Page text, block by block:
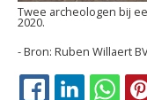
Twee archeologen bij
2020.
Ruben Willaert